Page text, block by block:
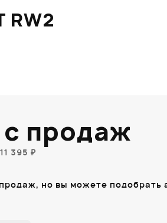
RW2
продаж
395 ₽
но вы можете подобрать